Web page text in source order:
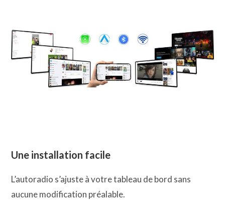
Une installation facile
L’autoradio s’ajuste à votre tableau de bord sans
aucune modification préalable.